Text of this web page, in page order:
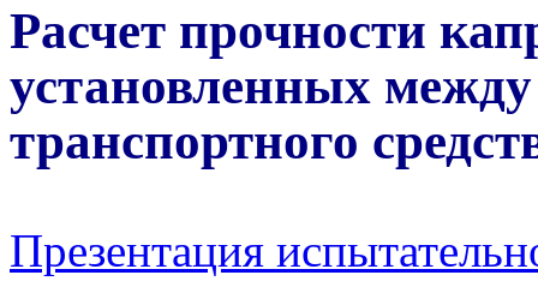
Расчет прочности
установленных
транспортного
Презентация